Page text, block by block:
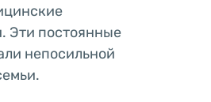
Эти постоянные
непосильной